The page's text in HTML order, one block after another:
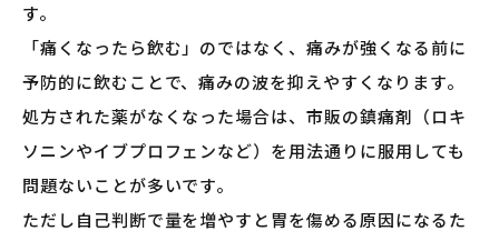
す。
「痛くなったら飲む」のではなく、痛みが強くなる前に
予防的に飲むことで、痛みの波を抑えやすくなります。
処方された薬がなくなった場合は、市販の鎮痛剤（ロキ
ソニンやイブプロフェンなど）を用法通りに服用しても
問題ないことが多いです。
ただし自己判断で量を増やすと胃を傷める原因になるた